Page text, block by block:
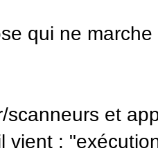
qui ne
scanneurs et
: